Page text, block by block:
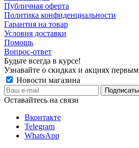
Публичная оферта
Политика конфиденциальности
Гарантия на товар
Условия доставки
Помощь
Вопрос-ответ
Будьте всегда в курсе!
Узнавайте о скидках и акциях первым
Новости магазина
Оставайтесь на связи
Вконтакте
Telegram
WhatsApp